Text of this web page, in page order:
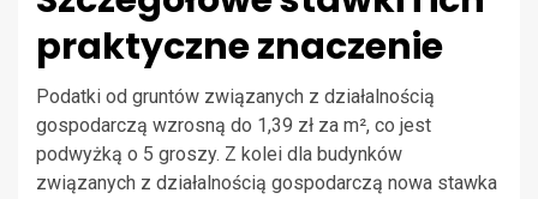
praktyczne znaczenie
Podatki od gruntów związanych z działalnością
gospodarczą wzrosną do 1,39 zł za m², co jest
podwyżką o 5 groszy. Z kolei dla budynków
związanych z działalnością gospodarczą nowa stawka